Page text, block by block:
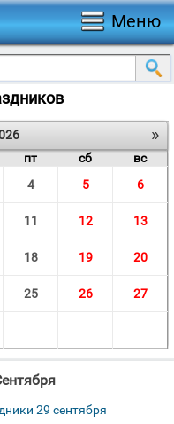
Меню
»
пт сб
вс
4 5 6
11 12 13
18 19 20
25 26 27
29 сентября